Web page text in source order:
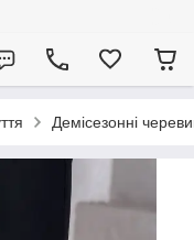
Демісезонні